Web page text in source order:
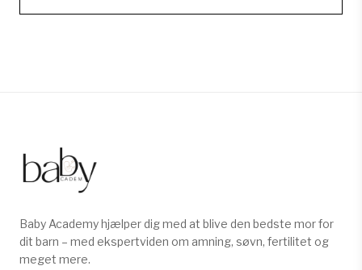
Baby Academy hjælper dig med at blive den bedste mor for
dit barn – med ekspertviden om amning, søvn, fertilitet og
meget mere.